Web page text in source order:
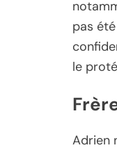
pas
le
Adrien